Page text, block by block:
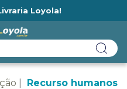
Loyola!
Recurso humanos